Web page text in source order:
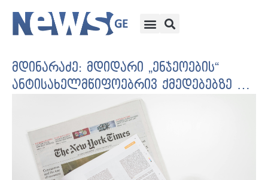
მდინარაძე: მდიდარი „ენჯეოების“
ანტისახელმწიფოებრივ ქმედებებზე …